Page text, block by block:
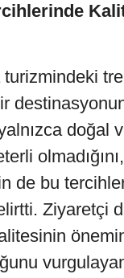
turizmindeki
doğal
de bu
Ziyaretçi